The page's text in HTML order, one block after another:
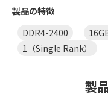
製品の特徴
DDR4-2400
1（Single Rank）
製